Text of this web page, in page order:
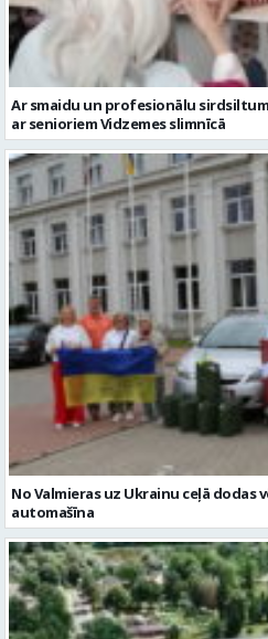
No Valmieras uz Ukrainu ceļā dodas
automašīna